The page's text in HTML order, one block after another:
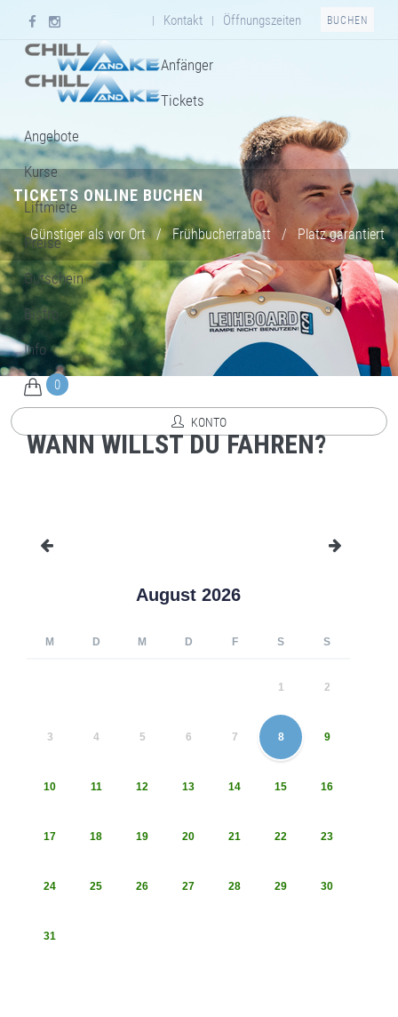
| Kontakt | Öffnungszeiten BUCHEN
Anfänger
Tickets
Angebote
Kurse
Liftmiete
Preise
Gutschein
Bistro
Info
0
KONTO
TICKETS ONLINE BUCHEN
Günstiger als vor Ort / Frühbucherrabatt / Platz garantiert
WANN WILLST DU FAHREN?
August 2026
M D M D F S S
1 2
3 4 5 6 7 8 9
10 11 12 13 14 15 16
17 18 19 20 21 22 23
24 25 26 27 28 29 30
31